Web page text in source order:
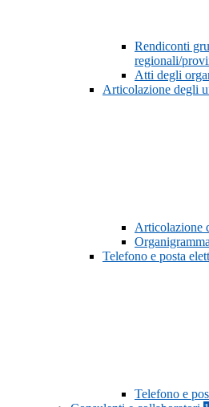
Rendiconti
regionali/
Atti degli
Articolazione degli
Articolazione
Organigramma
Telefono e posta
Telefono e